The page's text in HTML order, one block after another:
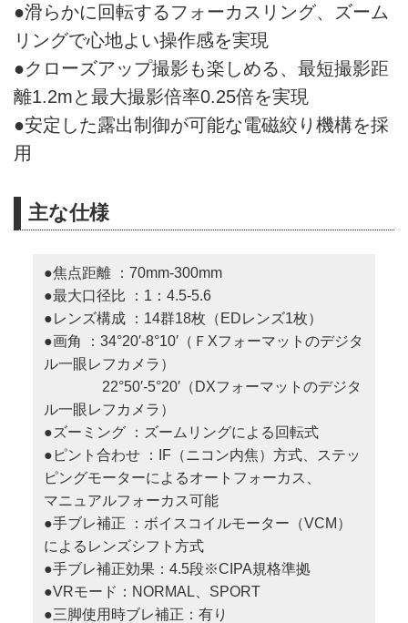
●滑らかに回転するフォーカスリング、ズーム
リングで心地よい操作感を実現
●クローズアップ撮影も楽しめる、最短撮影距
離1.2mと最大撮影倍率0.25倍を実現
●安定した露出制御が可能な電磁絞り機構を採
用
主な仕様
●焦点距離 ：70mm-300mm
●最大口径比 ：1：4.5-5.6
●レンズ構成 ：14群18枚（EDレンズ1枚）
●画角 ：34°20′-8°10′（ＦXフォーマットのデジタ
ル一眼レフカメラ）
22°50′-5°20′（DXフォーマットのデジタ
ル一眼レフカメラ）
●ズーミング ：ズームリングによる回転式
●ピント合わせ ：IF（ニコン内焦）方式、ステッ
ピングモーターによるオートフォーカス、
マニュアルフォーカス可能
●手ブレ補正 ：ボイスコイルモーター（VCM）
によるレンズシフト方式
●手ブレ補正効果：4.5段※CIPA規格準拠
●VRモード：NORMAL、SPORT
●三脚使用時ブレ補正：有り